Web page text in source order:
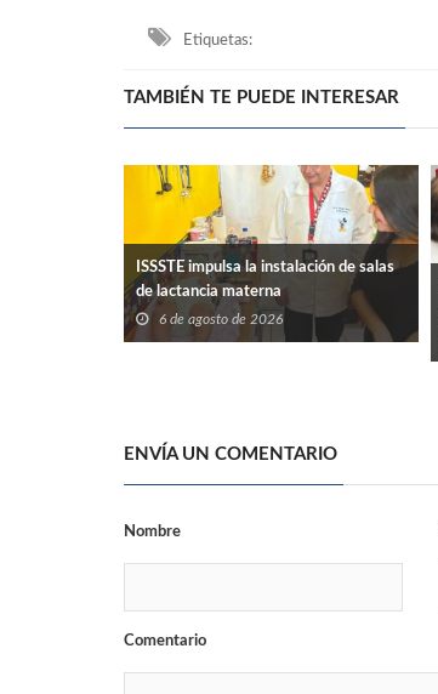
Etiquetas:
TAMBIÉN TE PUEDE INTERESAR
ISSSTE impulsa la instalación de salas
de lactancia materna
6 de agosto de 2026
ENVÍA UN COMENTARIO
Nombre
Comentario